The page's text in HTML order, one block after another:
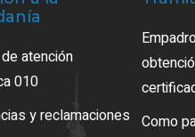
atención
010
y reclamaciones Como